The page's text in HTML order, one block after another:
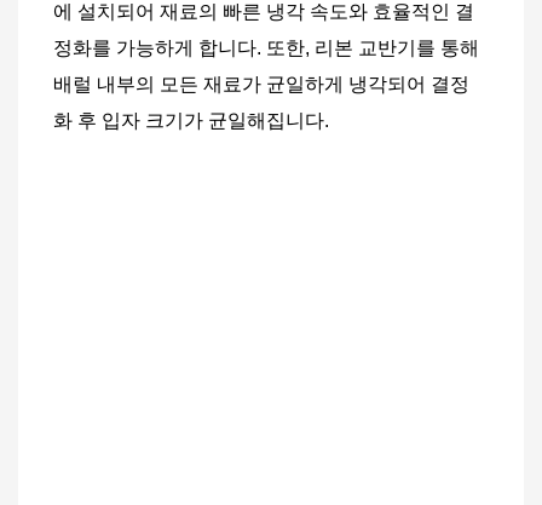
에 설치되어 재료의 빠른 냉각 속도와 효율적인 결
정화를 가능하게 합니다. 또한, 리본 교반기를 통해
배럴 내부의 모든 재료가 균일하게 냉각되어 결정
화 후 입자 크기가 균일해집니다.